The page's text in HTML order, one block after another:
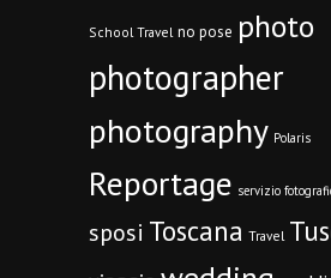
School Travel no pose photo
photographer
photography Polaris
Reportage servizio
sposi Toscana Travel